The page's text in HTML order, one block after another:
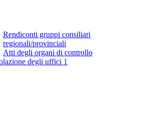
Rendiconti gruppi consiliari
regionali/provinciali
Atti degli organi di controllo
degli uffici 1